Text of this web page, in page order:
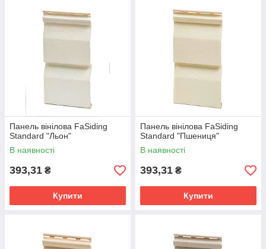
Панель вінілова FaSiding
Standard "Льон"
В наявності
393,31 ₴
Купити
Панель вінілова FaSiding
Standard "Пшениця"
В наявності
393,31 ₴
Купити